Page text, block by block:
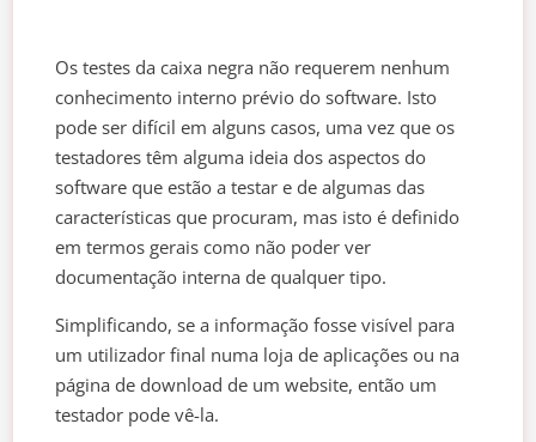
Os testes da caixa negra não requerem nenhum
conhecimento interno prévio do software. Isto
pode ser difícil em alguns casos, uma vez que os
testadores têm alguma ideia dos aspectos do
software que estão a testar e de algumas das
características que procuram, mas isto é definido
em termos gerais como não poder ver
documentação interna de qualquer tipo.
Simplificando, se a informação fosse visível para
um utilizador final numa loja de aplicações ou na
página de download de um website, então um
testador pode vê-la.